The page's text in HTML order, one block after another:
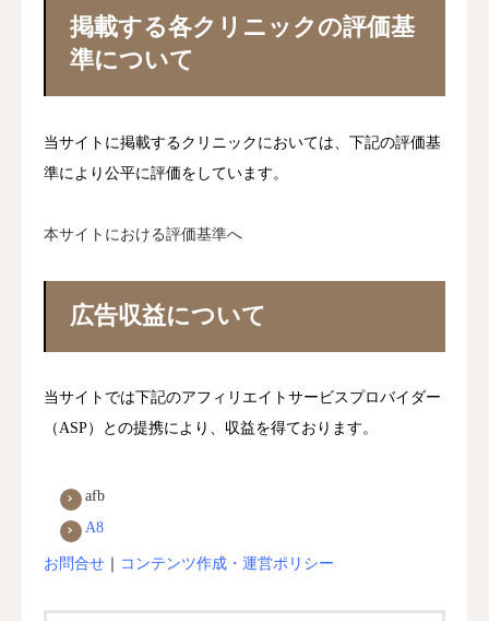
掲載する各クリニックの評価基
準について
当サイトに掲載するクリニックにおいては、下記の評価基
準により公平に評価をしています。
本サイトにおける評価基準へ
広告収益について
当サイトでは下記のアフィリエイトサービスプロバイダー
（ASP）との提携により、収益を得ております。
afb
A8
お問合せ ｜ コンテンツ作成・運営ポリシー